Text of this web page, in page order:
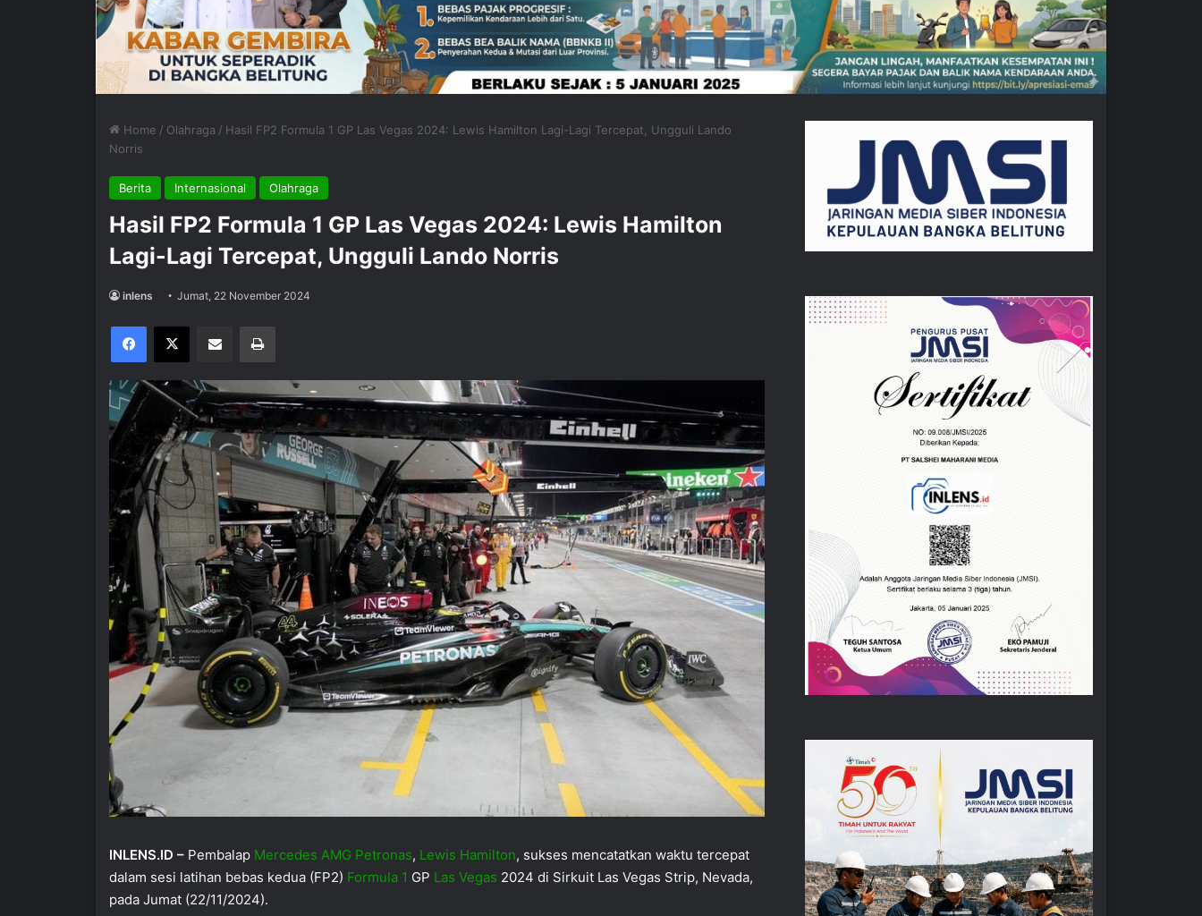
Home / Olahraga / Hasil FP2 Formula 1 GP Las Vegas 2024: Lewis Hamilton Lagi-Lagi Tercepat, Ungguli Lando
Norris
Berita Internasional Olahraga
Hasil FP2 Formula 1 GP Las Vegas 2024: Lewis Hamilton
Lagi-Lagi Tercepat, Ungguli Lando Norris
inlens Jumat, 22 November 2024
Facebook
X Share via Email Print
INLENS.ID – Pembalap Mercedes AMG Petronas, Lewis Hamilton, sukses mencatatkan waktu tercepat
dalam sesi latihan bebas kedua (FP2) Formula 1 GP Las Vegas 2024 di Sirkuit Las Vegas Strip, Nevada,
pada Jumat (22/11/2024).